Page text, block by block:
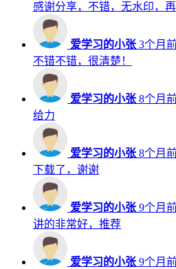
感谢分享，不错，无水印，
爱学习的小张 3个月
不错不错，很清楚！
爱学习的小张 8个月
给力
爱学习的小张 8个月
下载了，谢谢
爱学习的小张 9个月
讲的非常好，推荐
爱学习的小张 9个月